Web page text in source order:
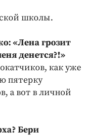
школы.
«Лена грозит
денется?!»
как уже
пятерку
а вот в личной
Бери